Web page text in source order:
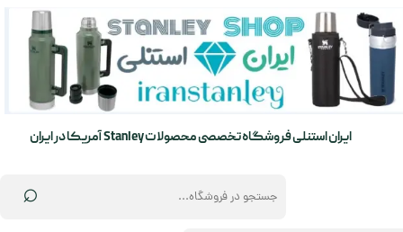
⌕
ایران استنلی فروشگاه تخصصی محصولات Stanley آمریکا در ایران
حساب کاربری من
تغییر گذر واژه